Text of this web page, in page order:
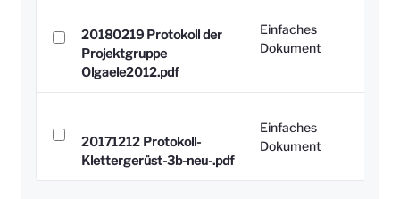
20180219 Protokoll der
Projektgruppe
Olgaele2012.pdf
Einfaches
Dokument
20171212 Protokoll-
Klettergerüst-3b-neu-.pdf
Einfaches
Dokument